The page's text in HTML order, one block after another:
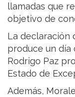
llamadas que
objetivo de
La declaración
produce un día
Rodrigo Paz
Estado de
Además,